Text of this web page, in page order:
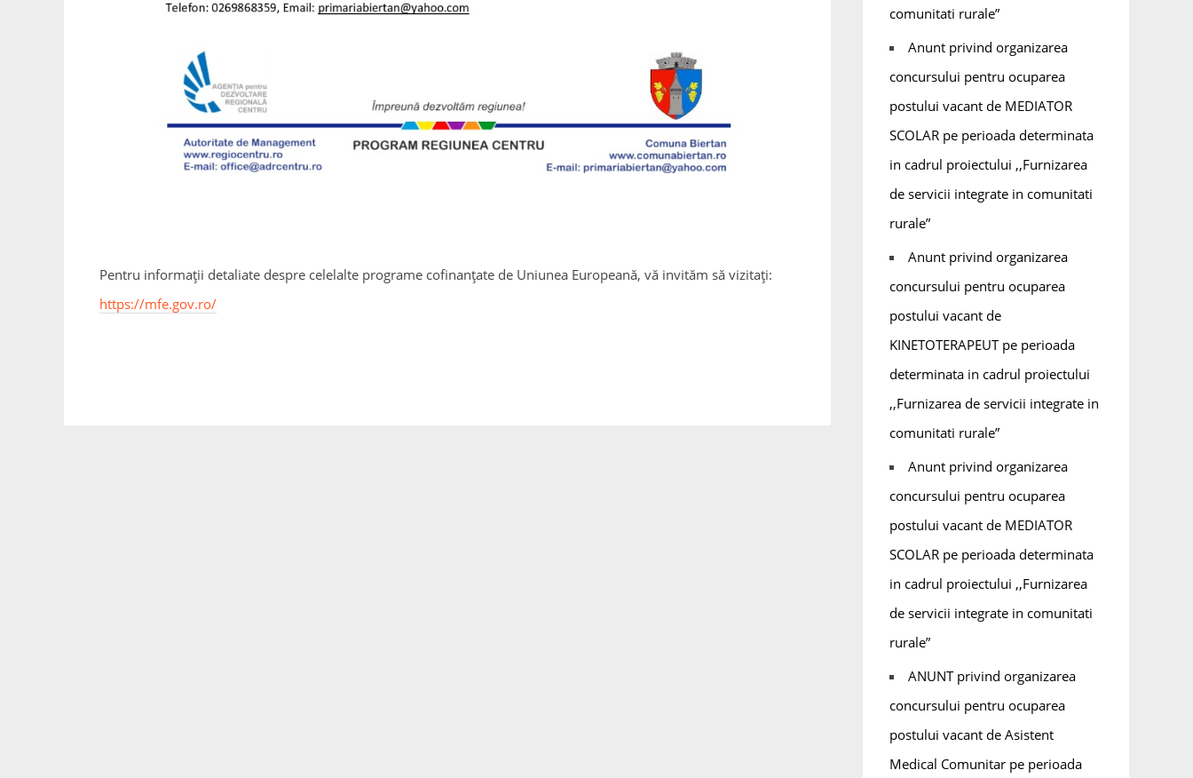
Pentru informații detaliate despre celelalte programe cofinanțate de Uniunea Europeană, vă invităm să vizitați:
https://mfe.gov.ro/
comunitati rurale”
Anunt privind organizarea
concursului pentru ocuparea
postului vacant de MEDIATOR
SCOLAR pe perioada determinata
in cadrul proiectului ,,Furnizarea
de servicii integrate in comunitati
rurale”
Anunt privind organizarea
concursului pentru ocuparea
postului vacant de
KINETOTERAPEUT pe perioada
determinata in cadrul proiectului
,,Furnizarea de servicii integrate in
comunitati rurale”
Anunt privind organizarea
concursului pentru ocuparea
postului vacant de MEDIATOR
SCOLAR pe perioada determinata
in cadrul proiectului ,,Furnizarea
de servicii integrate in comunitati
rurale”
ANUNT privind organizarea
concursului pentru ocuparea
postului vacant de Asistent
Medical Comunitar pe perioada